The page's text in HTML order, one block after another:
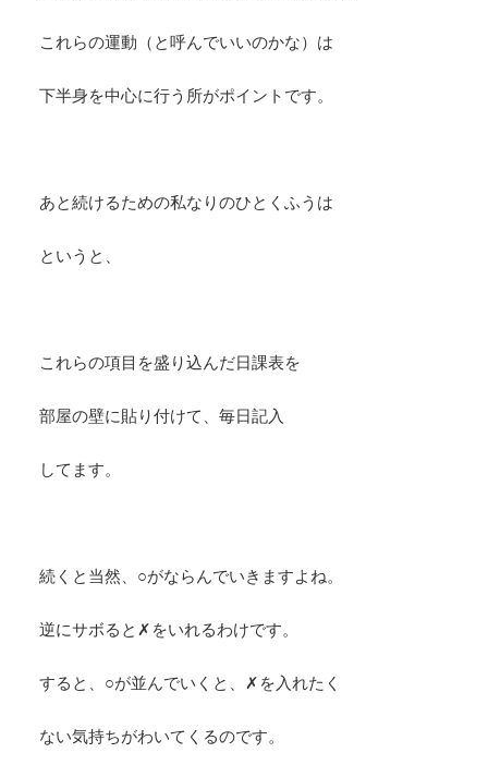
これらの運動（と呼んでいいのかな）は
下半身を中心に行う所がポイントです。
あと続けるための私なりのひとくふうは
というと、
これらの項目を盛り込んだ日課表を
部屋の壁に貼り付けて、毎日記入
してます。
続くと当然、○がならんでいきますよね。
逆にサボると✗をいれるわけです。
すると、○が並んでいくと、✗を入れたく
ない気持ちがわいてくるのです。